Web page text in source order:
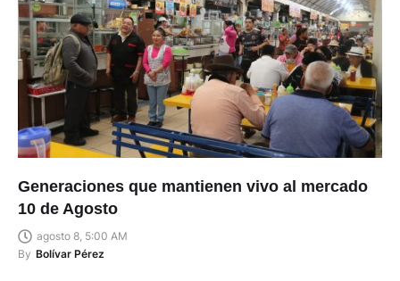
Generaciones que mantienen vivo al mercado
10 de Agosto
agosto 8, 5:00 AM
By Bolívar Pérez